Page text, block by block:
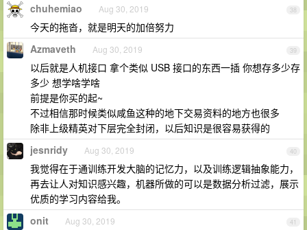
38
chuhemiao Aug 30, 2019
今天的拖沓，就是明天的加倍努力
39
Azmaveth Aug 30, 2019
以后就是人机接口 拿个类似 USB 接口的东西一插 你想存多少存
多少 想学啥学啥
前提是你买的起~
不过相信那时候类似咸鱼这种的地下交易资料的地方也很多
除非上级精英对下层完全封闭，以后知识是很容易获得的
40
jesnridy Aug 30, 2019
我觉得在于通训练开发大脑的记忆力，以及训练逻辑抽象能力，
再去让人对知识感兴趣，机器所做的可以是数据分析过滤，展示
优质的学习内容给我。
41
onit Aug 30, 2019